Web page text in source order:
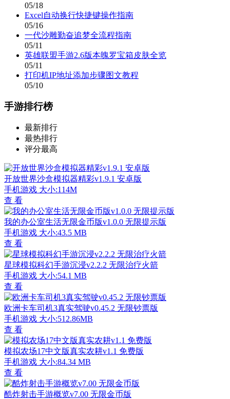
05/18
Excel自动换行快捷键操作指南
05/16
一代沙雕勤奋追梦全流程指南
05/11
英雄联盟手游2.6版本魄罗宝箱皮肤全览
05/11
打印机IP地址添加步骤图文教程
05/10
手游排行榜
最新排行
最热排行
评分最高
开放世界沙盒模拟器精彩v1.9.1 安卓版
手机游戏 大小:114M
查 看
我的办公室生活无限金币版v1.0.0 无限提示版
手机游戏 大小:43.5 MB
查 看
星球模拟科幻手游沉浸v2.2.2 无限治疗火箭
手机游戏 大小:54.1 MB
查 看
欧洲卡车司机3真实驾驶v0.45.2 无限钞票版
手机游戏 大小:512.86MB
查 看
模拟农场17中文版真实农耕v1.1 免费版
手机游戏 大小:84.34 MB
查 看
酷炸射击手游概览v7.00 无限金币版